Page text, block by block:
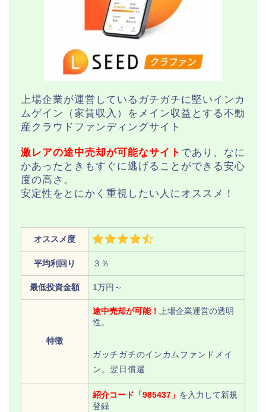
上場企業が運営しているガチガチに堅いインカ
ムゲイン（家賃収入）をメイン収益とする不動
産クラウドファンディングサイト
激レアの途中売却が可能なサイト であり、なに
かあったときもすぐに逃げることができる安心
度の高さ。
安定性をとにかく重視したい人にオススメ！
オススメ度
平均利回り ３％
最低投資金額 1万円～
特徴
途中売却が可能！
上場企業運営の透明
性。
ガッチガチのインカムファンドメイ
ン。翌日償還
紹介コード「985437」 を入力して新規
登録